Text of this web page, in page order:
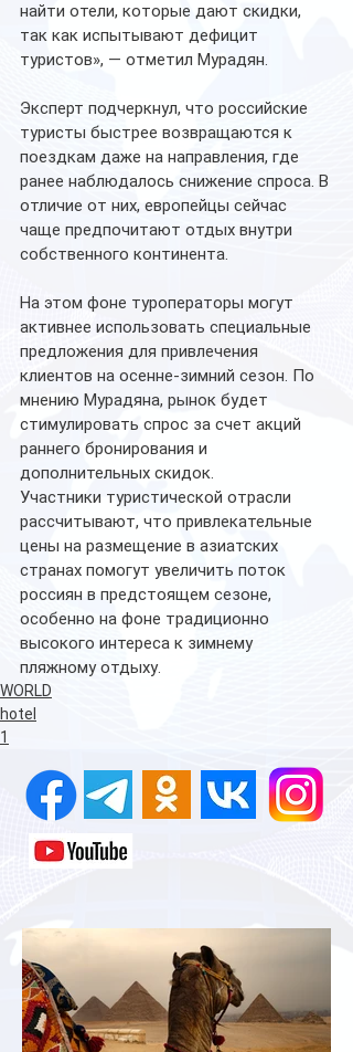
найти отели, которые дают скидки,
так как испытывают дефицит
туристов», — отметил Мурадян.
Эксперт подчеркнул, что российские
туристы быстрее возвращаются к
поездкам даже на направления, где
ранее наблюдалось снижение спроса. В
отличие от них, европейцы сейчас
чаще предпочитают отдых внутри
собственного континента.
На этом фоне туроператоры могут
активнее использовать специальные
предложения для привлечения
клиентов на осенне-зимний сезон. По
мнению Мурадяна, рынок будет
стимулировать спрос за счет акций
раннего бронирования и
дополнительных скидок.
Участники туристической отрасли
рассчитывают, что привлекательные
цены на размещение в азиатских
странах помогут увеличить поток
россиян в предстоящем сезоне,
особенно на фоне традиционно
высокого интереса к зимнему
пляжному отдыху.
WORLD
hotel
1